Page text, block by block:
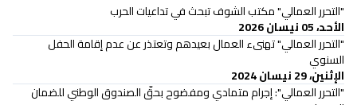
"التحرر العمالي" مكتب الشوف تبحث في تداعيات الحرب
الأحد، 05 نيسان 2026
"التحرر العمالي" تهنىء العمال بعيدهم وتعتذر عن عدم إقامة الحفل
السنوي
الإثنين، 29 نيسان 2024
"التحرر العمالي": إجرام متمادي ومفضوح بحقّ الصندوق الوطني للضمان